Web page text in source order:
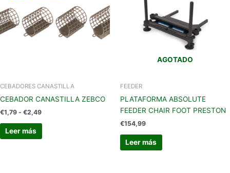
CEBADORES CANASTILLA
CEBADOR CANASTILLA ZEBCO
€1,79 - €2,49
hasta
€2,49
Leer más
AGOTADO
FEEDER
PLATAFORMA ABSOLUTE
FEEDER CHAIR FOOT PRESTON
€154,99
Leer más